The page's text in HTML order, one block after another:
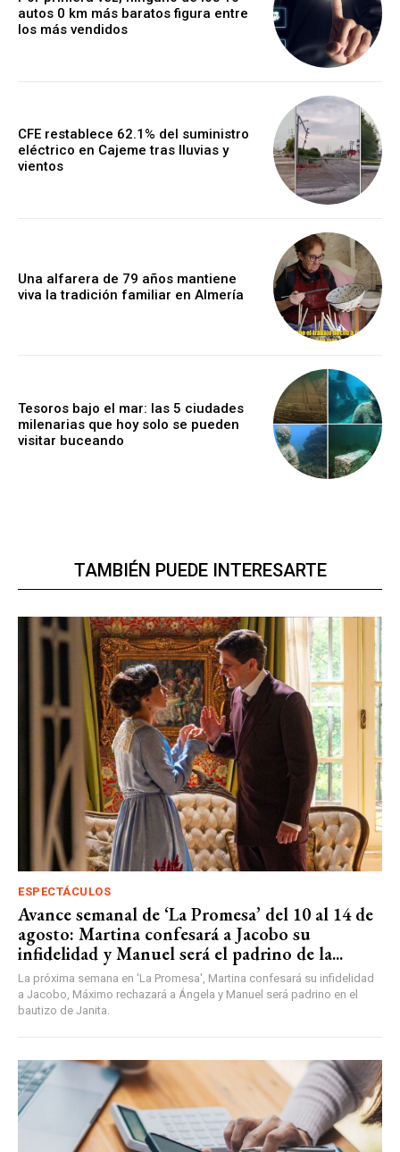
autos 0 km más baratos figura entre
los más vendidos
CFE restablece 62.1% del suministro
eléctrico en Cajeme tras lluvias y
vientos
Una alfarera de 79 años mantiene
viva la tradición familiar en Almería
Tesoros bajo el mar: las 5 ciudades
milenarias que hoy solo se pueden
visitar buceando
TAMBIÉN PUEDE INTERESARTE
ESPECTÁCULOS
Avance semanal de ‘La Promesa’ del 10 al 14 de
agosto: Martina confesará a Jacobo su
infidelidad y Manuel será el padrino de la...
La próxima semana en 'La Promesa', Martina confesará su infidelidad
a Jacobo, Máximo rechazará a Ángela y Manuel será padrino en el
bautizo de Janita.